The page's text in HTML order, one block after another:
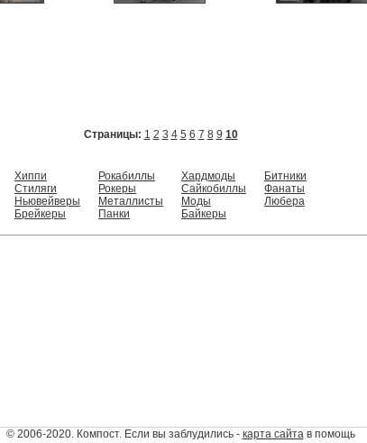
Страницы: 1 2 3 4 5 6 7 8 9 10
Хиппи
Стиляги
Ньювейверы
Брейкеры
Рокабиллы
Рокеры
Металлисты
Панки
Хардмоды
Сайкобиллы
Моды
Байкеры
Битники
Фанаты
Любера
© 2006-2020. Компост. Если вы заблудились - карта сайтав помощь